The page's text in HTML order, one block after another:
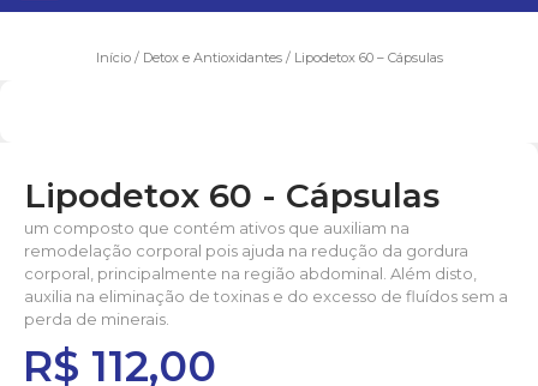
Início/ Detox e Antioxidantes/ Lipodetox 60 – Cápsulas
Lipodetox 60 - Cápsulas
um composto que contém ativos que auxiliam na
remodelação corporal pois ajuda na redução da gordura
corporal, principalmente na região abdominal. Além disto,
auxilia na eliminação de toxinas e do excesso de fluídos sem a
perda de minerais.
R$ 112,00